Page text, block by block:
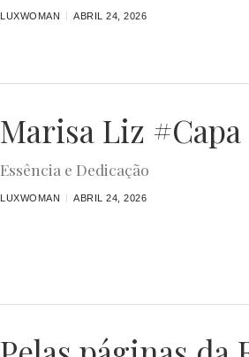
LUXWOMAN ABRIL 24, 2026
Marisa Liz #Capa
Essência e Dedicação
LUXWOMAN ABRIL 24, 2026